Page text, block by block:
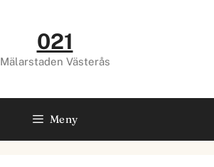
021
Mälarstaden Västerås
Meny